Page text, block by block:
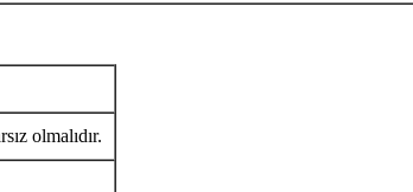
olmalıdır.